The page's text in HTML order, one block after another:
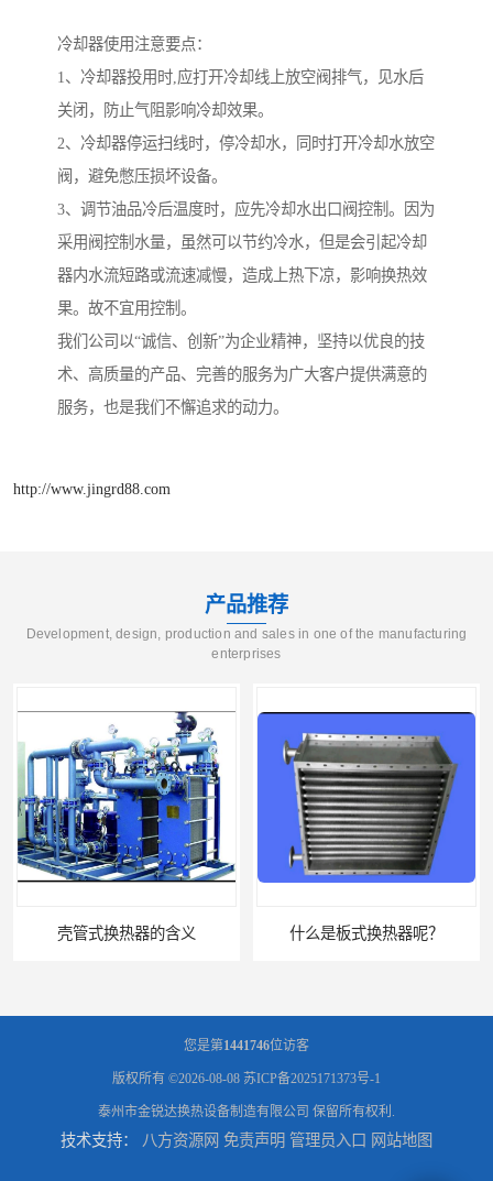
冷却器使用注意要点：
1、冷却器投用时,应打开冷却线上放空阀排气，见水后
关闭，防止气阻影响冷却效果。
2、冷却器停运扫线时，停冷却水，同时打开冷却水放空
阀，避免憋压损坏设备。
3、调节油品冷后温度时，应先冷却水出口阀控制。因为
采用阀控制水量，虽然可以节约冷水，但是会引起冷却
器内水流短路或流速减慢，造成上热下凉，影响换热效
果。故不宜用控制。
我们公司以“诚信、创新”为企业精神，坚持以优良的技
术、高质量的产品、完善的服务为广大客户提供满意的
服务，也是我们不懈追求的动力。
http://www.jingrd88.com
产品推荐
Development, design, production and sales in one of the manufacturing
enterprises
什么是板式换热器呢？
您是第1441746位访客
版权所有 ©2026-08-08 苏ICP备2025171373号-1
泰州市金锐达换热设备制造有限公司 保留所有权利.
技术支持： 八方资源网 免责声明 管理员入口 网站地图